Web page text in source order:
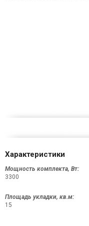
Характеристики
Мощность комплекта, Вт:
3300
Площадь укладки, кв.м:
15